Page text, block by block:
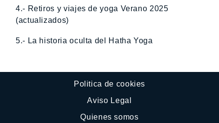
4.- Retiros y viajes de yoga Verano 2025
(actualizados)
5.- La historia oculta del Hatha Yoga
Politica de cookies
Aviso Legal
Quienes somos